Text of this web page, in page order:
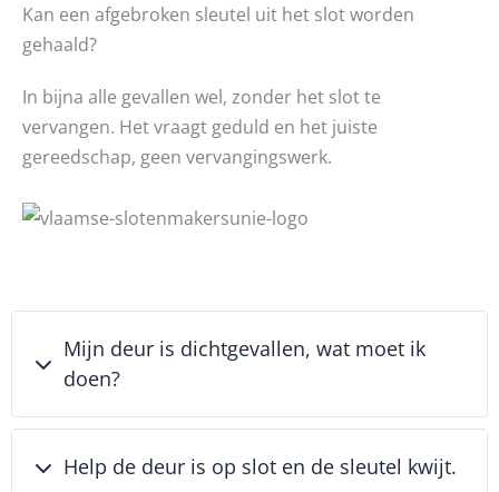
Kan een afgebroken sleutel uit het slot worden
gehaald?
In bijna alle gevallen wel, zonder het slot te
vervangen. Het vraagt geduld en het juiste
gereedschap, geen vervangingswerk.
Mijn deur is dichtgevallen, wat moet ik
doen?
Help de deur is op slot en de sleutel kwijt.